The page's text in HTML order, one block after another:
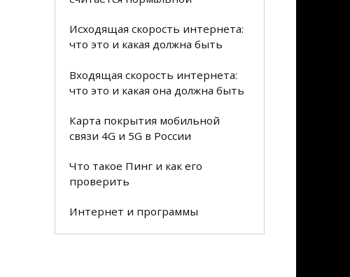
Исходящая скорость интернета:
что это и какая должна быть
Входящая скорость интернета:
что это и какая она должна быть
Карта покрытия мобильной
связи 4G и 5G в России
Что такое Пинг и как его
проверить
Интернет и программы